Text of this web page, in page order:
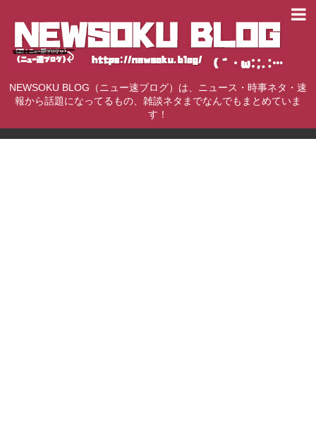
NEWSOKU BLOG（ニュー速ブログ）は、ニュース・時事ネタ・速
報から話題になってるもの、雑談ネタまでなんでもまとめていま
す！